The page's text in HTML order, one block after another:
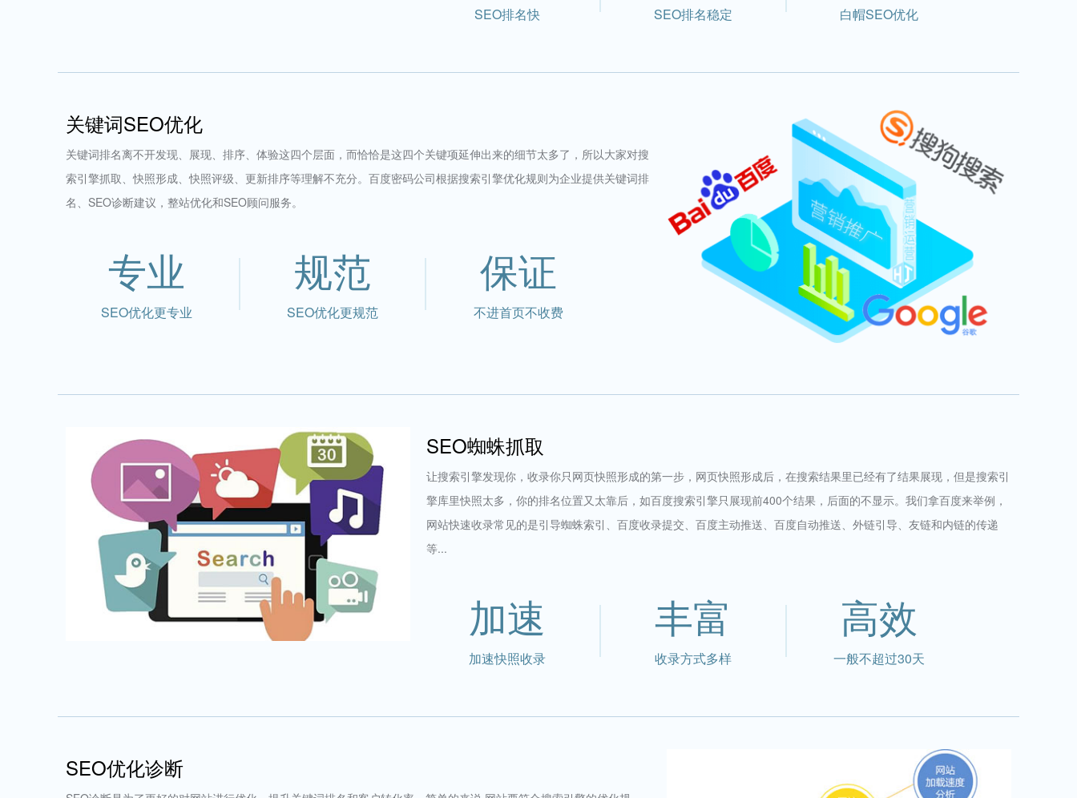
SEO排名快 SEO排名稳定 白帽SEO优化
关键词SEO优化
关键词排名离不开发现、展现、排序、体验这四个层面，而恰恰是这四个关键项延伸出来的细节太多了，所以大家对搜
索引擎抓取、快照形成、快照评级、更新排序等理解不充分。百度密码公司根据搜索引擎优化规则为企业提供关键词排
名、SEO诊断建议，整站优化和SEO顾问服务。
专业
SEO优化更专业
规范
SEO优化更规范
保证
不进首页不收费
SEO蜘蛛抓取
让搜索引擎发现你，收录你只网页快照形成的第一步，网页快照形成后，在搜索结果里已经有了结果展现，但是搜索引
擎库里快照太多，你的排名位置又太靠后，如百度搜索引擎只展现前400个结果，后面的不显示。我们拿百度来举例，
网站快速收录常见的是引导蜘蛛索引、百度收录提交、百度主动推送、百度自动推送、外链引导、友链和内链的传递
等...
加速
加速快照收录
丰富
收录方式多样
高效
一般不超过30天
SEO优化诊断